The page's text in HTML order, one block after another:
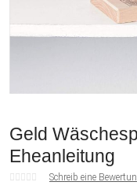
Geld
Eheanleitung
Schreib eine